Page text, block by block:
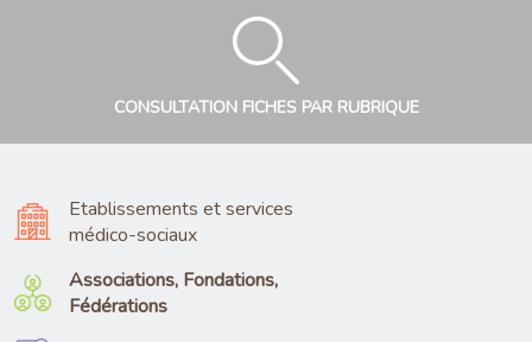
CONSULTATION FICHES PAR RUBRIQUE
Etablissements et services
médico-sociaux
Associations, Fondations,
Fédérations